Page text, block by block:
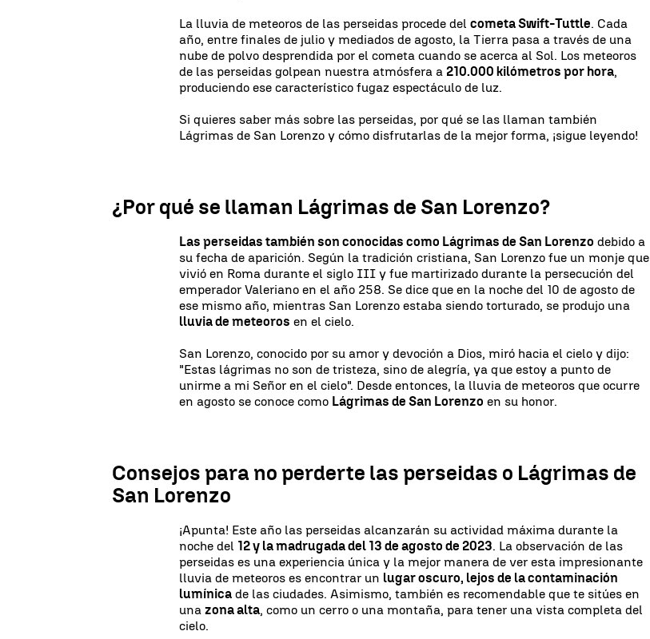
La lluvia de meteoros de las perseidas procede delcometa Swift-Tuttle. Cada
año, entre finales de julio y mediados de agosto, la Tierra pasa a través de una
nube de polvo desprendida por el cometa cuando se acerca al Sol. Los meteoros
de las perseidas golpean nuestra atmósfera a210.000 kilómetros por hora,
produciendo ese característico fugaz espectáculo de luz.
Si quieres saber más sobre las perseidas, por qué se las llaman también
Lágrimas de San Lorenzo y cómo disfrutarlas de la mejor forma, ¡sigue leyendo!
¿Por qué se llaman Lágrimas de San Lorenzo?
Las perseidas también son conocidas como Lágrimas de San Lorenzo debido a
su fecha de aparición. Según la tradición cristiana, San Lorenzo fue un monje que
vivió en Roma durante el siglo III y fue martirizado durante la persecución del
emperador Valeriano en el año 258. Se dice que en la noche del 10 de agosto de
ese mismo año, mientras San Lorenzo estaba siendo torturado, se produjo una
lluvia de meteoros en el cielo.
San Lorenzo, conocido por su amor y devoción a Dios, miró hacia el cielo y dijo:
"Estas lágrimas no son de tristeza, sino de alegría, ya que estoy a punto de
unirme a mi Señor en el cielo". Desde entonces, la lluvia de meteoros que ocurre
en agosto se conoce como Lágrimas de San Lorenzo en su honor.
Consejos para no perderte las perseidas o Lágrimas de
San Lorenzo
¡Apunta! Este año las perseidas alcanzarán su actividad máxima durante la
noche del 12 y la madrugada del 13 de agosto de 2023. La observación de las
perseidas es una experiencia única y la mejor manera de ver esta impresionante
lluvia de meteoros es encontrar un lugar oscuro, lejos de la contaminación
lumínica de las ciudades. Asimismo, también es recomendable que te sitúes en
unazona alta, como un cerro o una montaña, para tener una vista completa del
cielo.